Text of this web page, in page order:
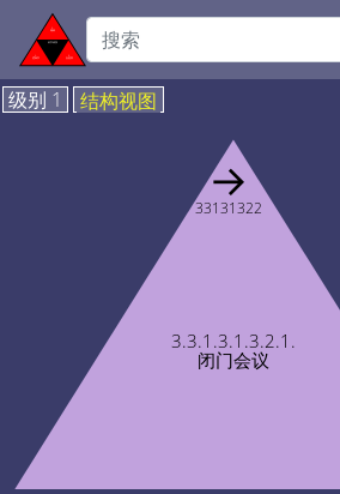
级别 1 结构视图
3.3.1.3.1.3.2.1.
闭门会议
→
33131322